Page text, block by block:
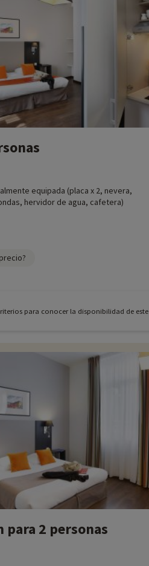
equipada (placa x 2, nevera,
hervidor de agua, cafetera)
para conocer la disponibilidad de
para 2 personas